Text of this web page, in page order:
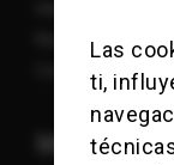
Nosotros
Contacto
Las
ti,